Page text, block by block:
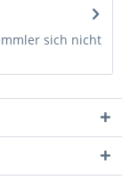
sich nicht